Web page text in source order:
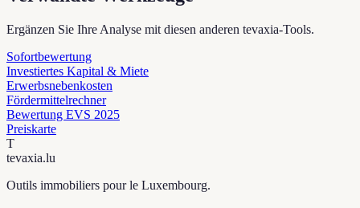
Ergänzen Sie Ihre Analyse mit diesen anderen tevaxia-Tools.
Sofortbewertung
Investiertes Kapital & Miete
Erwerbsnebenkosten
Fördermittelrechner
Bewertung EVS 2025
Preiskarte
T
tevaxia.lu
Outils immobiliers pour le Luxembourg.